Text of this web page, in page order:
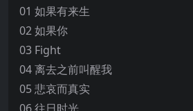
01 如果有来生
02 如果你
03 Fight
04 离去之前叫醒我
05 悲哀而真实
06 往日时光